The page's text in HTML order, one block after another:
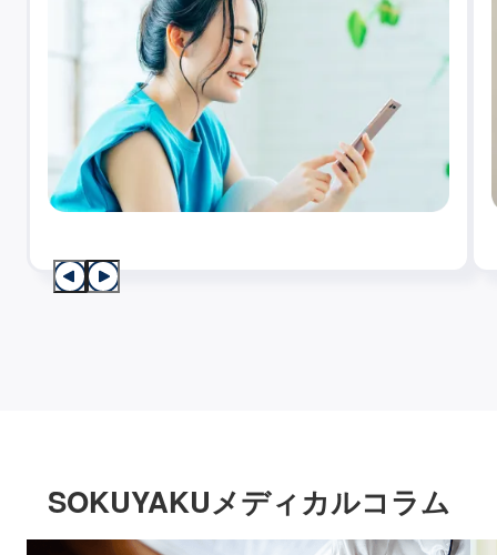
SOKUYAKUメディカルコラム